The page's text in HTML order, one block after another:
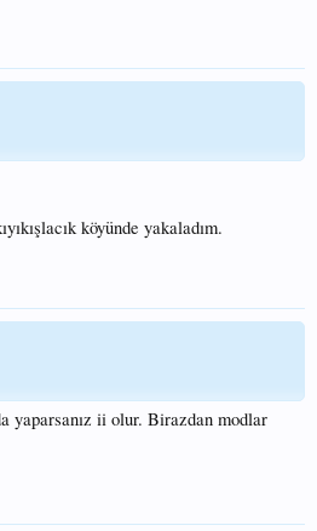
köyünde yakaladım.
yaparsanız ii olur. Birazdan modlar